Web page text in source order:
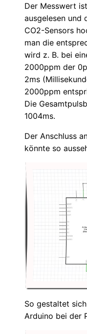
Der Messwert
ausgelesen und
CO2-Sensors
man die
wird z. B. bei
2000ppm der
2ms
2000ppm
Die
1004ms.
Der Anschluss
könnte so
So gestaltet
Arduino bei der